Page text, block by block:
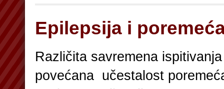
Epilepsija i
Različita savremena
povećana učestalost